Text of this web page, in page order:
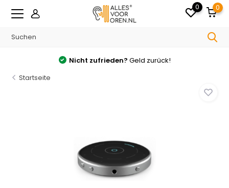
0 0
Nicht zufrieden? Geld zurück!
Startseite